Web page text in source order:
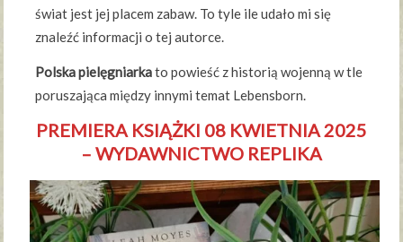
świat jest jej placem zabaw. To tyle ile udało mi się
znaleźć informacji o tej autorce.
Polska pielęgniarkato powieść z historią wojenną w tle
poruszająca między innymi temat Lebensborn.
PREMIERA KSIĄŻKI 08 KWIETNIA 2025
– WYDAWNICTWO REPLIKA